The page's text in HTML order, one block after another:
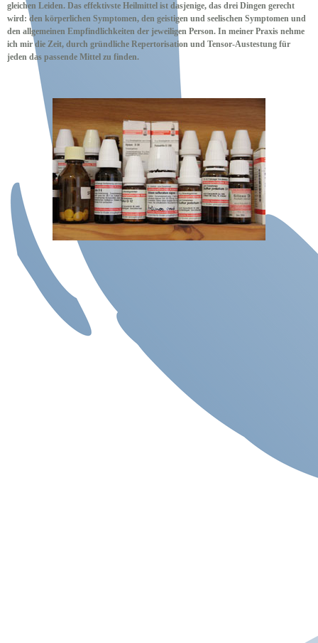
gleichen Leiden. Das effektivste Heilmittel ist dasjenige, das drei Dingen gerecht
wird: den körperlichen Symptomen, den geistigen und seelischen Symptomen und
den allgemeinen Empfindlichkeiten der jeweiligen Person. In meiner Praxis nehme
ich mir die Zeit, durch gründliche Repertorisation und Tensor-Austestung für
jeden das passende Mittel zu finden.